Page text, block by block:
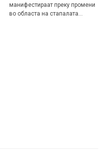
манифестираат преку промени
во областа на стапалата…